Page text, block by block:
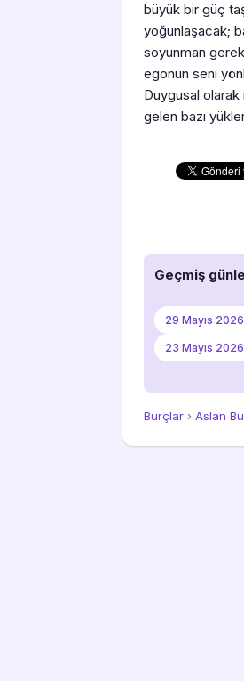
büyük bir güç
yoğunlaşacak;
soyunman
egonun seni
Duygusal olarak
gelen bazı
Geçmiş
29 Mayıs 2026
23 Mayıs 2026
Burçlar › Aslan